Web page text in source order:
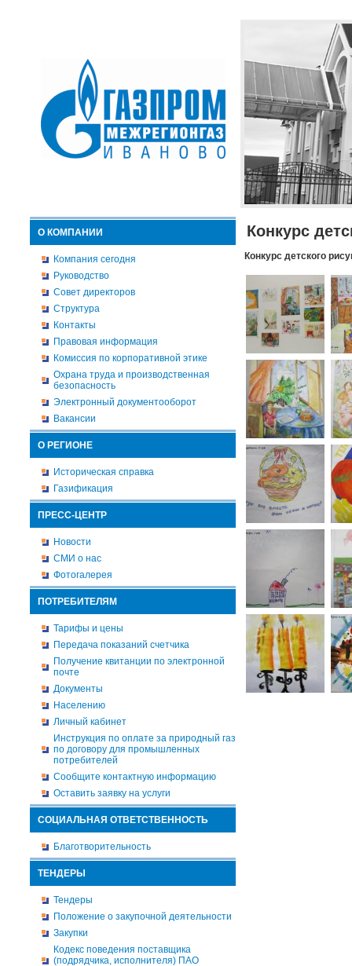
О КОМПАНИИ
Компания сегодня
Руководство
Совет директоров
Структура
Контакты
Правовая информация
Комиссия по корпоративной этике
Охрана труда и производственная
безопасность
Электронный документооборот
Вакансии
О РЕГИОНЕ
Историческая справка
Газификация
ПРЕСС-ЦЕНТР
Новости
СМИ о нас
Фотогалерея
ПОТРЕБИТЕЛЯМ
Тарифы и цены
Передача показаний счетчика
Получение квитанции по электронной
почте
Документы
Населению
Личный кабинет
Инструкция по оплате за природный газ
по договору для промышленных
потребителей
Сообщите контактную информацию
Оставить заявку на услуги
СОЦИАЛЬНАЯ ОТВЕТСТВЕННОСТЬ
Благотворительность
ТЕНДЕРЫ
Тендеры
Положение о закупочной деятельности
Закупки
Кодекс поведения поставщика
(подрядчика, исполнителя) ПАО
Конкурс
Конкурс детского